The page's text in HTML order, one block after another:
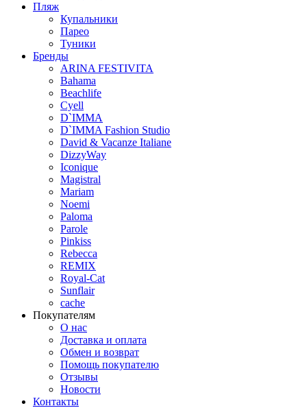
Пляж
Купальники
Парео
Туники
Бренды
ARINA FESTIVITA
Bahama
Beachlife
Cyell
D`IMMA
D`IMMA Fashion Studio
David & Vacanze Italiane
DizzyWay
Iconique
Magistral
Mariam
Noemi
Paloma
Parole
Pinkiss
Rebecca
REMIX
Royal-Cat
Sunflair
cache
Покупателям
О нас
Доставка и оплата
Обмен и возврат
Помощь покупателю
Отзывы
Новости
Контакты